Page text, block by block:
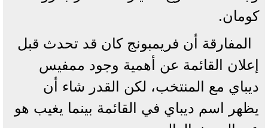
كومان.
المفارقة أن فريمبونج كان قد تحدث قبل
إعلان القائمة عن أهمية وجود ممفيس
ديباي مع المنتخب، لكن القدر شاء أن
يظهر اسم ديباي في القائمة بينما يغيب هو